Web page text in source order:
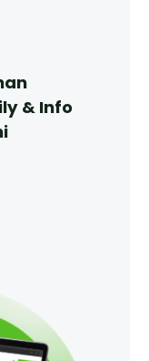
& Info